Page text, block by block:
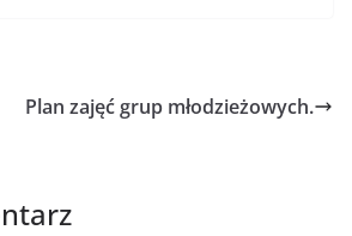
Plan zajęć grup młodzieżowych.